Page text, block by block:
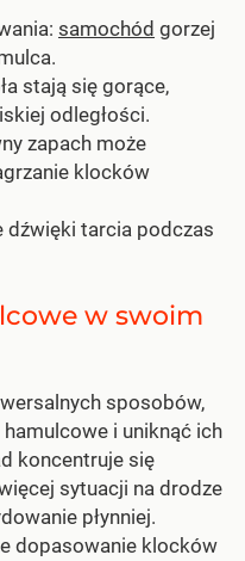
samochód gorzej
stają się gorące,
odległości.
zapach może
klocków
dźwięki tarcia podczas
w swoim
sposobów,
i uniknąć ich
koncentruje się
sytuacji na drodze
płynniej.
dopasowanie klocków